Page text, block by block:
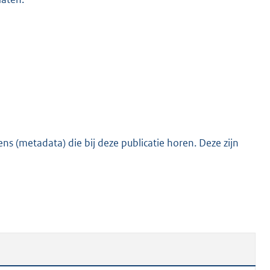
(metadata) die bij deze publicatie horen. Deze zijn